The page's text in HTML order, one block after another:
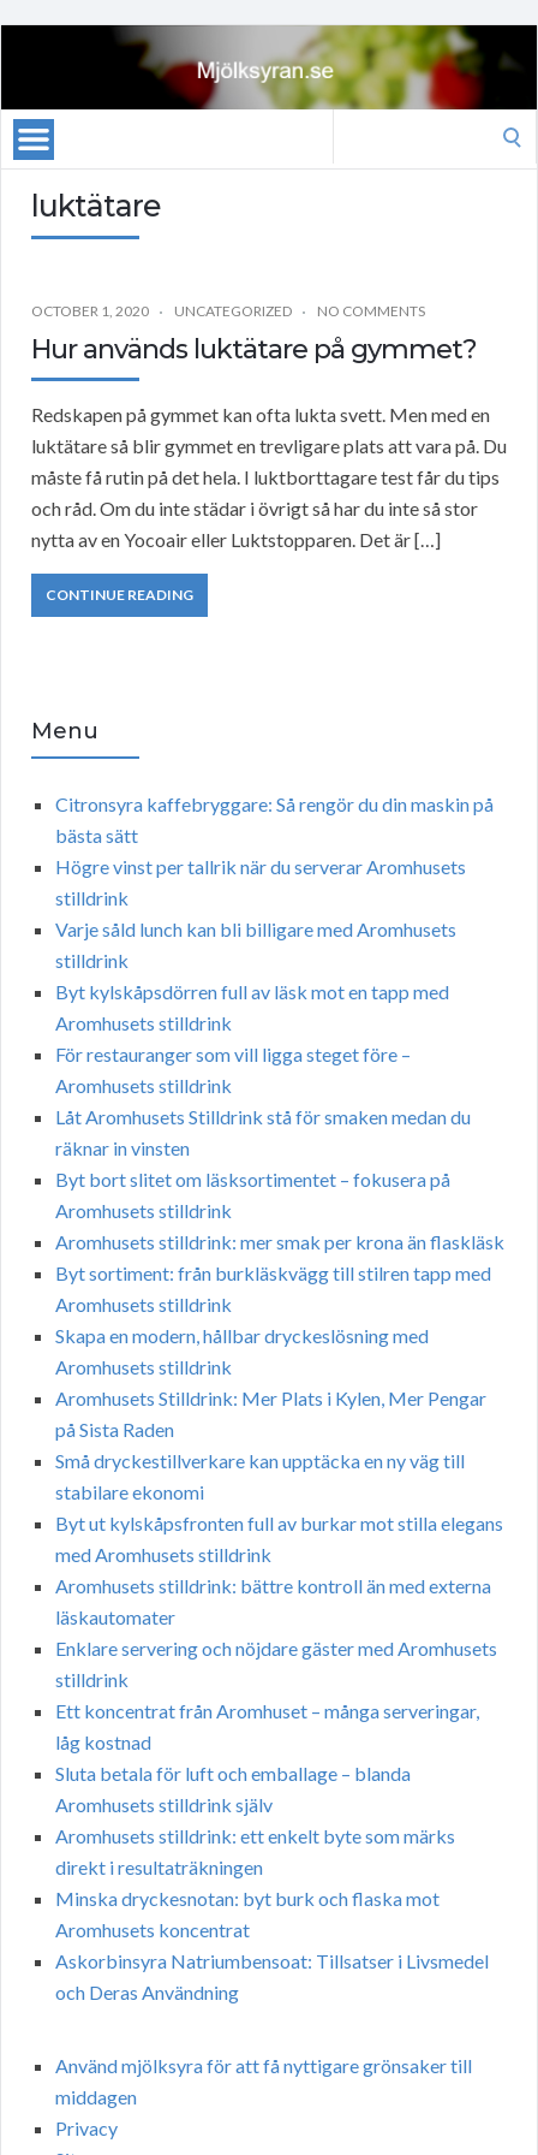
luktätare
OCTOBER 1, 2020 UNCATEGORIZED NO COMMENTS
Hur används luktätare på gymmet?
Redskapen på gymmet kan ofta lukta svett. Men med en
luktätare så blir gymmet en trevligare plats att vara på. Du
måste få rutin på det hela. I luktborttagare test får du tips
och råd. Om du inte städar i övrigt så har du inte så stor
nytta av en Yocoair eller Luktstopparen. Det är […]
CONTINUE READING
Menu
Citronsyra kaffebryggare: Så rengör du din maskin på
bästa sätt
Högre vinst per tallrik när du serverar Aromhusets
stilldrink
Varje såld lunch kan bli billigare med Aromhusets
stilldrink
Byt kylskåpsdörren full av läsk mot en tapp med
Aromhusets stilldrink
För restauranger som vill ligga steget före –
Aromhusets stilldrink
Låt Aromhusets Stilldrink stå för smaken medan du
räknar in vinsten
Byt bort slitet om läsksortimentet – fokusera på
Aromhusets stilldrink
Aromhusets stilldrink: mer smak per krona än flaskläsk
Byt sortiment: från burkläskvägg till stilren tapp med
Aromhusets stilldrink
Skapa en modern, hållbar dryckeslösning med
Aromhusets stilldrink
Aromhusets Stilldrink: Mer Plats i Kylen, Mer Pengar
på Sista Raden
Små dryckestillverkare kan upptäcka en ny väg till
stabilare ekonomi
Byt ut kylskåpsfronten full av burkar mot stilla elegans
med Aromhusets stilldrink
Aromhusets stilldrink: bättre kontroll än med externa
läskautomater
Enklare servering och nöjdare gäster med Aromhusets
stilldrink
Ett koncentrat från Aromhuset – många serveringar,
låg kostnad
Sluta betala för luft och emballage – blanda
Aromhusets stilldrink själv
Aromhusets stilldrink: ett enkelt byte som märks
direkt i resultaträkningen
Minska dryckesnotan: byt burk och flaska mot
Aromhusets koncentrat
Askorbinsyra Natriumbensoat: Tillsatser i Livsmedel
och Deras Användning
Använd mjölksyra för att få nyttigare grönsaker till
middagen
Privacy